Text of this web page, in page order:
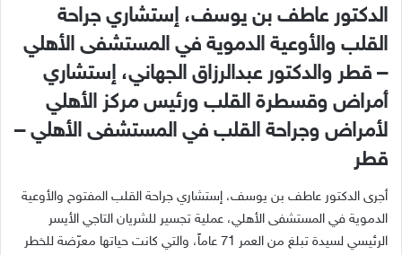
الدكتور عاطف بن يوسف، إستشاري جراحة
القلب والأوعية الدموية في المستشفى الأهلي
– قطر والدكتور عبدالرزاق الجهاني، إستشاري
أمراض وقسطرة القلب ورئيس مركز الأهلي
لأمراض وجراحة القلب في المستشفى الأهلي–
قطر
أجرى الدكتور عاطف بن يوسف، إستشاري جراحة القلب المفتوح والأوعية
الدموية في المستشفى الأهلي، عملية تجسير للشريان التاجي الأيسر
الرئيسي لسيدة تبلغ من العمر
عاماً، والتي كانت حياتها معرّضة للخطر